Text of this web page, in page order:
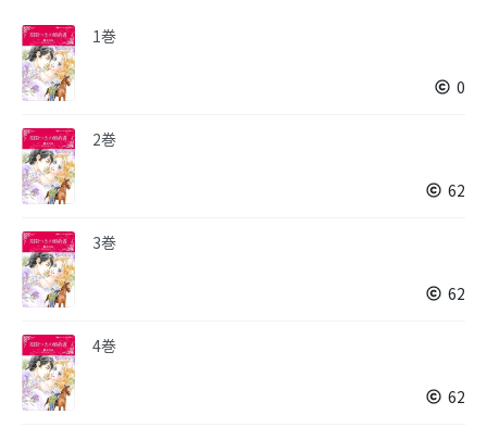
1巻
0
2巻
62
3巻
62
4巻
62